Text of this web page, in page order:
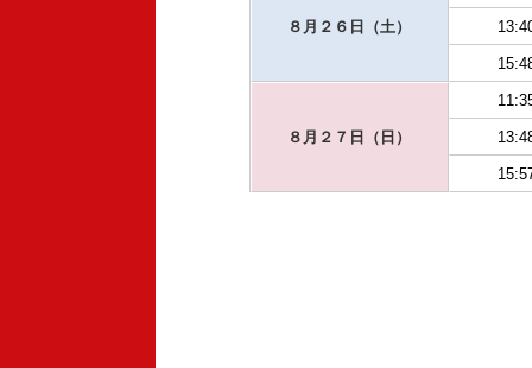
８月２６日（土）
８月２７日（日）